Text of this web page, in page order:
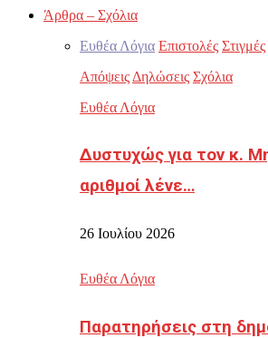
Άρθρα – Σχόλια
Ευθέα Λόγια Επιστολές Στιγμές
Απόψεις Δηλώσεις Σχόλια
Ευθέα Λόγια
Δυστυχώς για τον κ.
αριθμοί λένε…
26 Ιουλίου 2026
Ευθέα Λόγια
Παρατηρήσεις στη